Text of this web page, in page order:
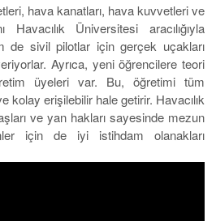
hava kanatları, hava kuvvetleri ve
Havacılık Üniversitesi aracılığıyla
de sivil pilotlar için gerçek uçakları
Ayrıca, yeni öğrencilere teori
üyeleri var. Bu, öğretimi tüm
kolay erişilebilir hale getirir. Havacılık
ve yan hakları sayesinde mezun
için de iyi istihdam olanakları